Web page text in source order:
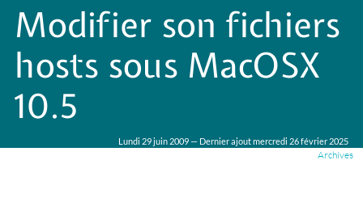
Modifier son fichiers
hosts sous MacOSX
10.5
Lundi 29 juin 2009 — Dernier ajout mercredi 26 février 2025
Archives